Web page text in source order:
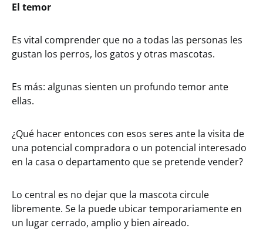
El temor
Es vital comprender que no a todas las personas les
gustan los perros, los gatos y otras mascotas.
Es más: algunas sienten un profundo temor ante
ellas.
¿Qué hacer entonces con esos seres ante la visita de
una potencial compradora o un potencial interesado
en la casa o departamento que se pretende vender?
Lo central es no dejar que la mascota circule
libremente. Se la puede ubicar temporariamente en
un lugar cerrado, amplio y bien aireado.